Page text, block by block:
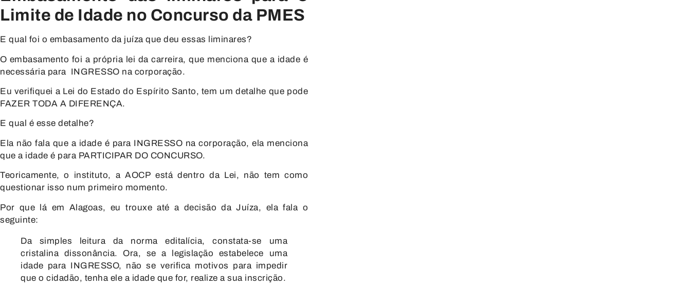
Limite de Idade no Concurso da PMES
E qual foi o embasamento da juíza que deu essas liminares?
O embasamento foi a própria lei dacarreira, que menciona que a idade é
necessária para INGRESSO na corporação.
Eu verifiquei a Lei do Estado do Espírito Santo, tem um detalhe que pode
FAZER TODA A DIFERENÇA.
E qual é esse detalhe?
Ela não fala que a idade é para INGRESSO na corporação, ela menciona
que a idade é para PARTICIPAR DO CONCURSO.
Teoricamente, o instituto, a AOCPestá dentro da Lei, não tem como
questionar isso num primeiro momento.
Por que lá em Alagoas, eu trouxe até a decisão da Juíza, ela fala o
seguinte:
Da simples leitura da norma editalícia,constata-se uma
cristalina dissonância.Ora, se a legislação estabelece uma
idade para INGRESSO, não se verifica motivos para impedir
que o cidadão, tenha ele a idade que for, realize a sua inscrição.